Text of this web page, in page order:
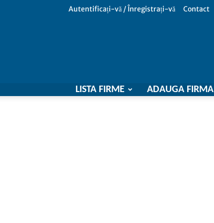
Autentificați-vă / Înregistrați-vă Contact
LISTA FIRME ADAUGA FIRMA